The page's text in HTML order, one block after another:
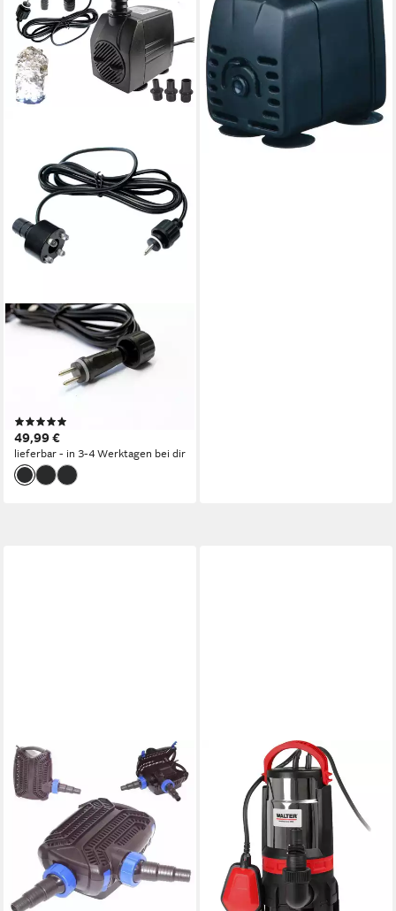
ARNUSA
Springbrunnenpumpe mit
LED Quellsteinbeleuchtung
Wasserpumpe Bachlaufpumpe
49,99 €
lieferbar - in 3-4 Werktagen bei dir
ab 8,28 € UVP19,95 €
lieferbar - in 3-4 Werktagen bei dir